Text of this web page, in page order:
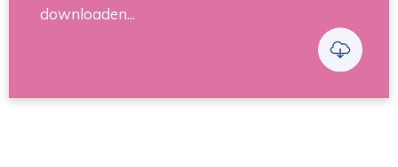
downloaden...